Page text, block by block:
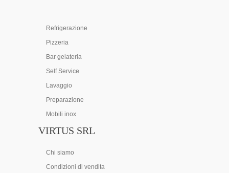
Refrigerazione
Pizzeria
Bar gelateria
Self Service
Lavaggio
Preparazione
Mobili inox
VIRTUS SRL
Chi siamo
Condizioni di vendita